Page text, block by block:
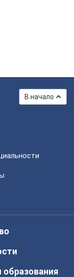
В начало